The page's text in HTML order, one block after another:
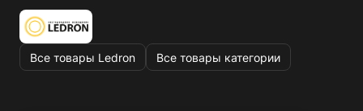
Все товары Ledron Все товары категории